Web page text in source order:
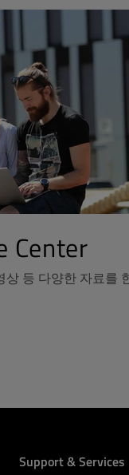
Center
상 등 다양한 자료를
Support & Services